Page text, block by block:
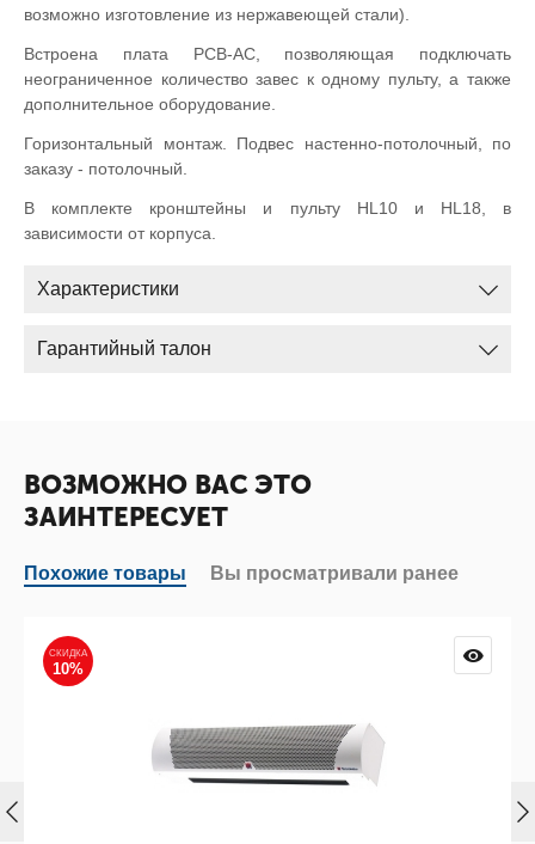
возможно изготовление из нержавеющей стали).
Встроена плата PCB-AC, позволяющая подключать
неограниченное количество завес к одному пульту, а также
дополнительное оборудование.
Горизонтальный монтаж. Подвес настенно-потолочный, по
заказу - потолочный.
В комплекте кронштейны и пульту HL10 и HL18, в
зависимости от корпуса.
Характеристики
Гарантийный талон
ВОЗМОЖНО ВАС ЭТО
ЗАИНТЕРЕСУЕТ
Похожие товары Вы просматривали ранее
СКИДКА
10%